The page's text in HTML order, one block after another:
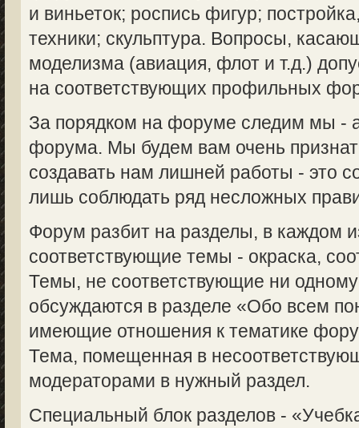
и виньеток; роспись фигур;
техники; скульптура. Вопросы,
моделизма (авиация, флот и т.д.)
на соответствующих профильных
За порядком на форуме следим мы -
форума. Мы будем вам очень
создавать нам лишней работы - это
лишь соблюдать ряд несложных
Форум разбит на разделы, в каждом
соответствующие темы - окраска,
Темы, не соответствующие ни
обсуждаются в разделе «Обо всем
имеющие отношения к тематике
Тема, помещенная в
модераторами в нужный раздел.
Специальный блок разделов -